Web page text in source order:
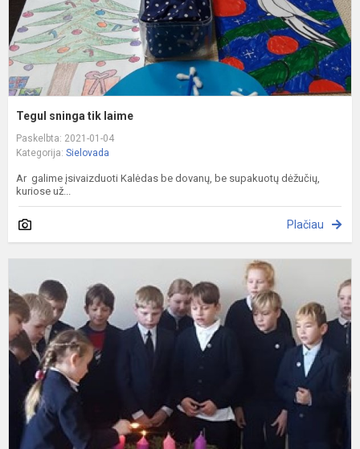
Tegul sninga tik laime
Paskelbta: 2021-01-04
Kategorija: Sielovada
Ar galime įsivaizduoti Kalėdas be dovanų, be supakuotų dėžučių,
kuriose už...
Plačiau